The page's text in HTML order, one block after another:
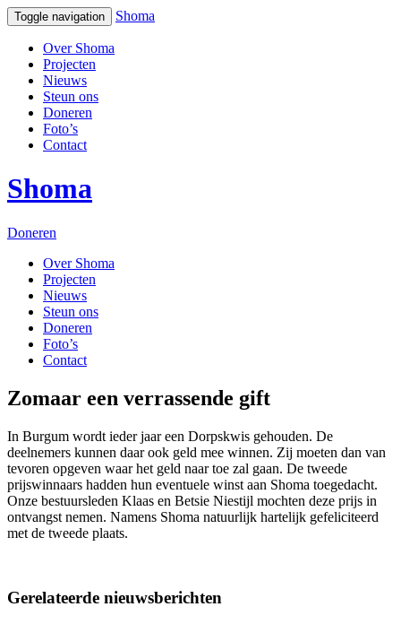
Toggle navigation Shoma
Over Shoma
Projecten
Nieuws
Steun ons
Doneren
Foto’s
Contact
Shoma
Doneren
Over Shoma
Projecten
Nieuws
Steun ons
Doneren
Foto’s
Contact
Zomaar een verrassende gift
In Burgum wordt ieder jaar een Dorpskwis gehouden. De
deelnemers kunnen daar ook geld mee winnen. Zij moeten dan van
tevoren opgeven waar het geld naar toe zal gaan. De tweede
prijswinnaars hadden hun eventuele winst aan Shoma toegedacht.
Onze bestuursleden Klaas en Betsie Niestijl mochten deze prijs in
ontvangst nemen. Namens Shoma natuurlijk hartelijk gefeliciteerd
met de tweede plaats.
Gerelateerde nieuwsberichten